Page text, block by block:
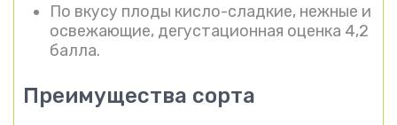
По вкусу плоды кисло-сладкие, нежные и
освежающие, дегустационная оценка 4,2
балла.
Преимущества сорта